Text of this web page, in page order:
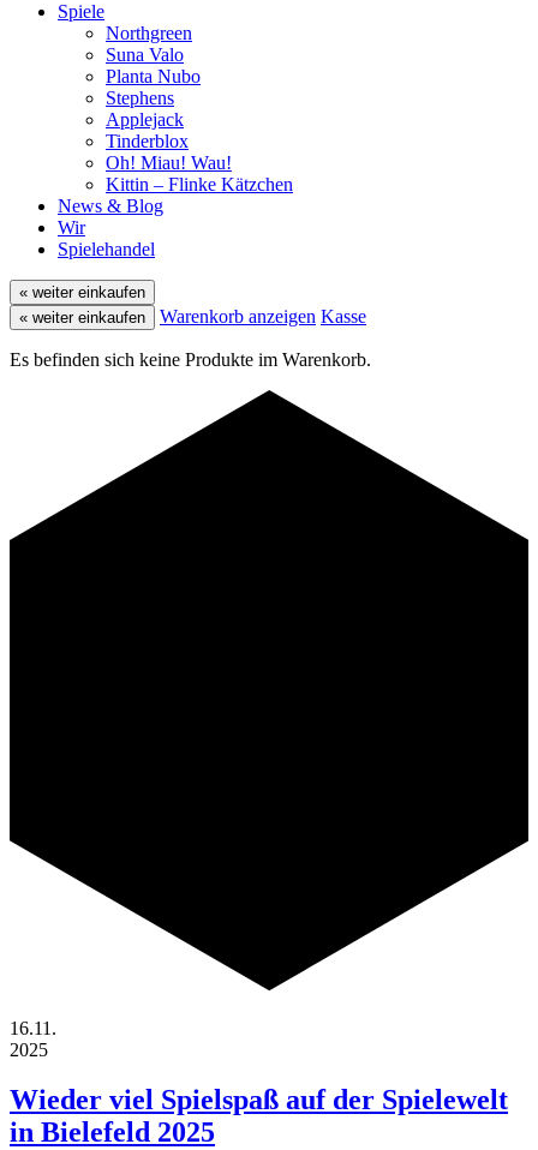
Spiele
Northgreen
Suna Valo
Planta Nubo
Stephens
Applejack
Tinderblox
Oh! Miau! Wau!
Kittin – Flinke Kätzchen
News & Blog
Wir
Spielehandel
« weiter einkaufen
« weiter einkaufen
Warenkorb anzeigen Kasse
Es befinden sich keine Produkte im Warenkorb.
16.11.
2025
Wieder viel Spielspaß auf der Spielewelt
in Bielefeld 2025